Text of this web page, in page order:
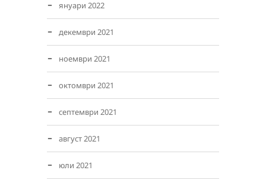
януари 2022
декември 2021
ноември 2021
октомври 2021
септември 2021
август 2021
юли 2021